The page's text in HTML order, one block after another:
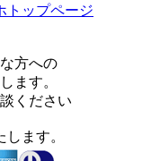
トップページ
方への
ます。
ください
ます。